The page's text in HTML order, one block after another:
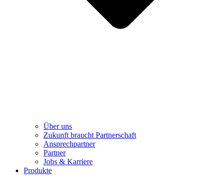
Über uns
Zukunft braucht Partnerschaft
Ansprechpartner
Partner
Jobs & Karriere
Produkte